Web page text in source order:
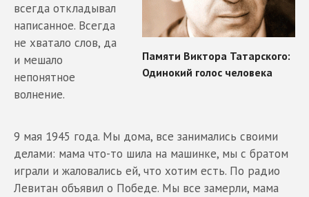
всегда откладывал
написанное. Всегда
не хватало слов, да
и мешало
непонятное
волнение.
9 мая 1945 года. Мы дома, все занимались своими
делами: мама что-то шила на машинке, мы с братом
играли и жаловались ей, что хотим есть. По радио
Левитан объявил о Победе. Мы все замерли, мама